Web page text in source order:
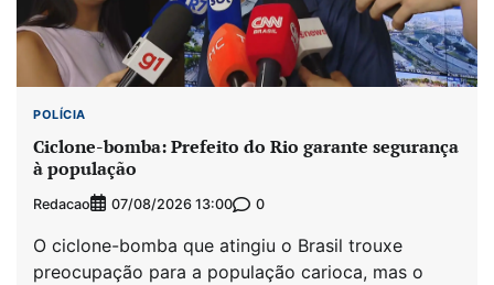
POLÍCIA
Ciclone-bomba: Prefeito do Rio garante segurança
à população
Redacao 07/08/2026 13:00 0
O ciclone-bomba que atingiu o Brasil trouxe
preocupação para a população carioca, mas o